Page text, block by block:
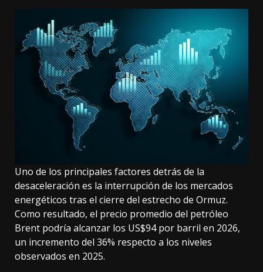
Uno de los principales factores detrás de la
desaceleración es la interrupción de los mercados
energéticos tras el cierre del estrecho de Ormuz.
Como resultado, el precio promedio del petróleo
Brent podría alcanzar los US$94 por barril en 2026,
un incremento del 36% respecto a los niveles
observados en 2025.